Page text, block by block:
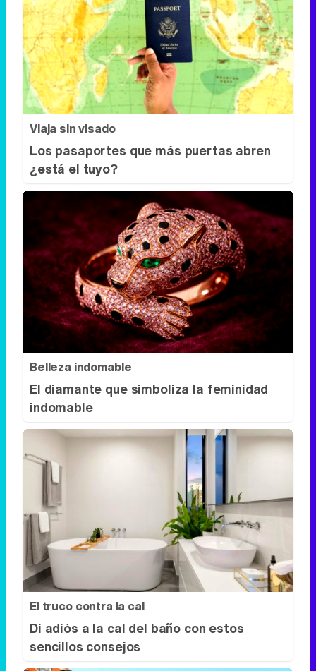
Viaja sin visado
Los pasaportes que más puertas abren
¿está el tuyo?
Belleza indomable
El diamante que simboliza la feminidad
indomable
El truco contra la cal
Di adiós a la cal del baño con estos
sencillos consejos